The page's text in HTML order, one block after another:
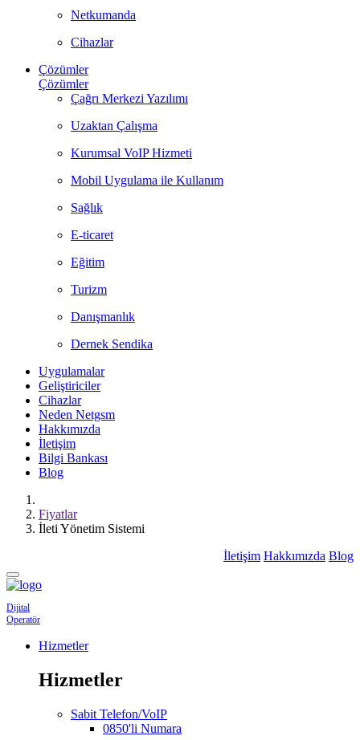
Netkumanda
Cihazlar
Çözümler
Çözümler
Çağrı Merkezi Yazılımı
Uzaktan Çalışma
Kurumsal VoIP Hizmeti
Mobil Uygulama ile Kullanım
Sağlık
E-ticaret
Eğitim
Turizm
Danışmanlık
Dernek Sendika
Uygulamalar
Geliştiriciler
Cihazlar
Neden Netgsm
Hakkımızda
İletişim
Bilgi Bankası
Blog
Fiyatlar
İleti Yönetim Sistemi
İletişim Hakkımızda Blog
Dijital
Operatör
Hizmetler
Hizmetler
Sabit Telefon/VoIP
0850'li Numara